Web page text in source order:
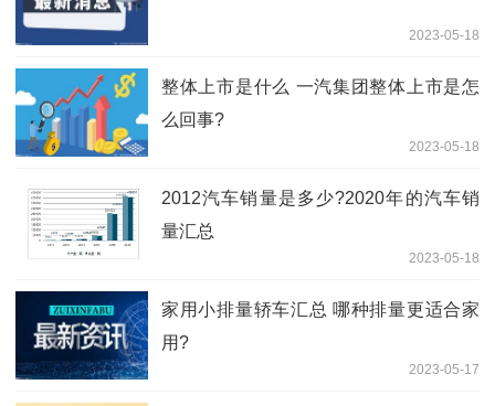
2023-05-18
整体上市是什么 一汽集团整体上市是怎
么回事?
2023-05-18
2012汽车销量是多少?2020年的汽车销
量汇总
2023-05-18
家用小排量轿车汇总 哪种排量更适合家
用?
2023-05-17